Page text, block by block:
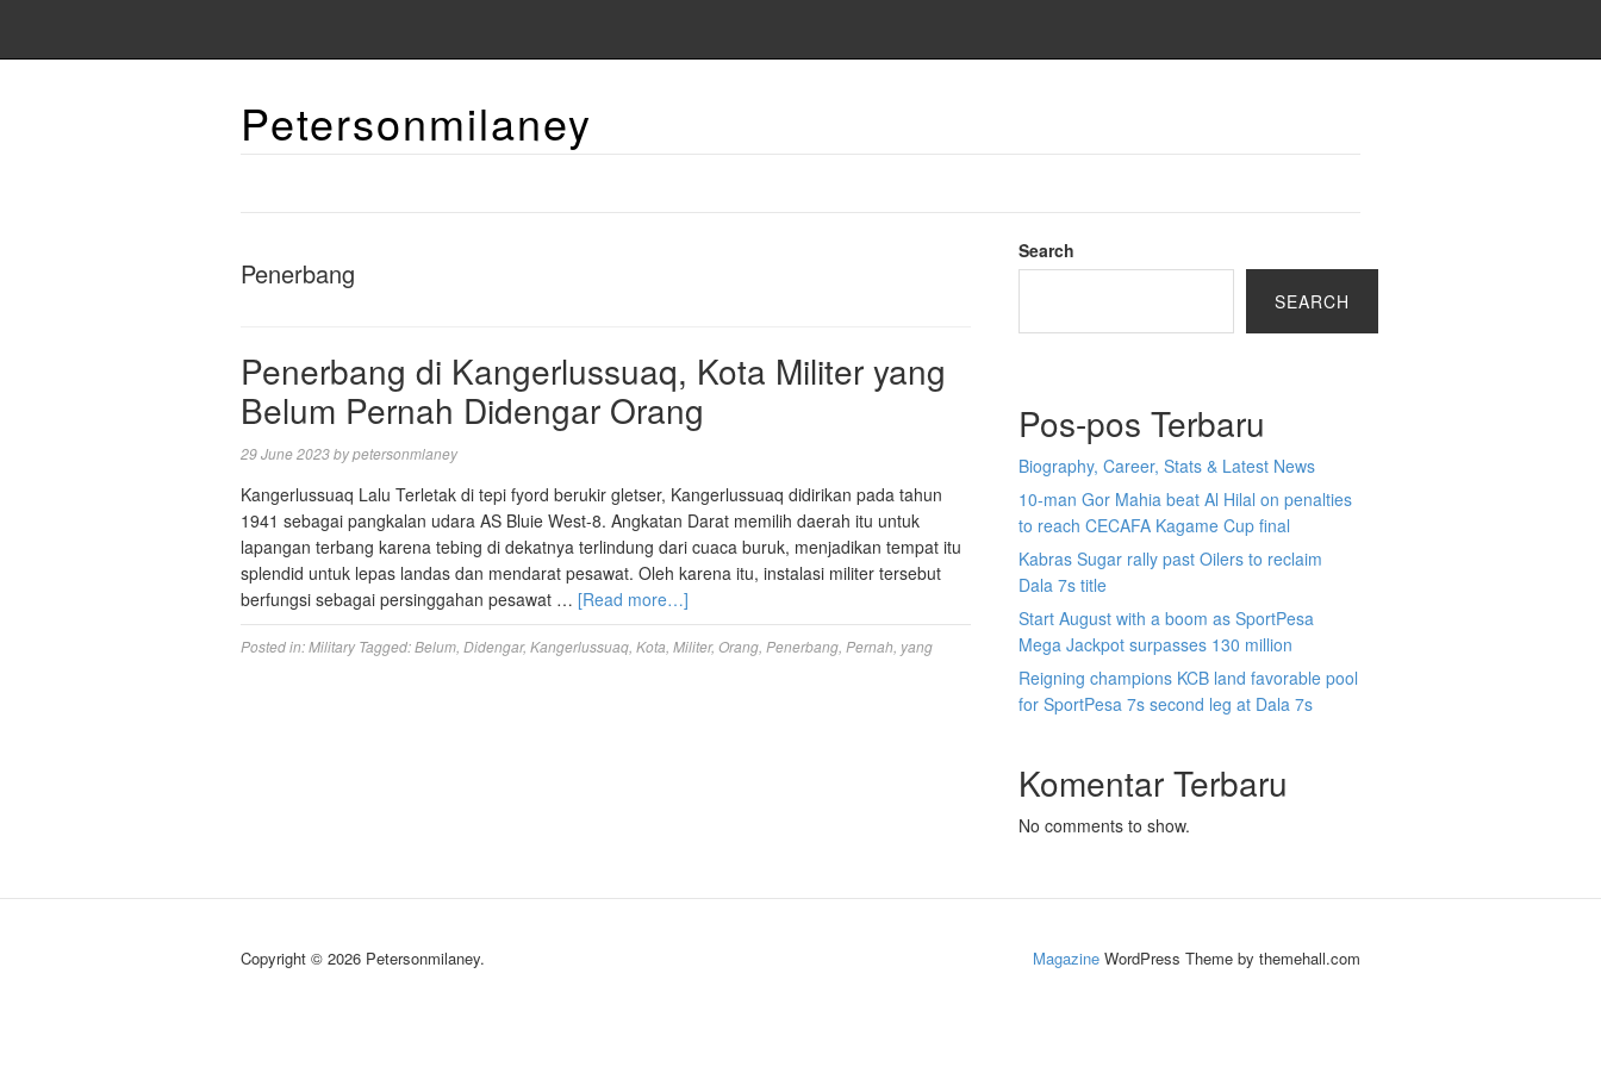
Petersonmilaney
Penerbang
Penerbang di Kangerlussuaq, Kota Militer yang
Belum Pernah Didengar Orang
29 June 2023bypetersonmlaney
Kangerlussuaq Lalu Terletak di tepi fyord berukir gletser, Kangerlussuaq didirikan pada tahun
1941 sebagai pangkalan udara AS Bluie West-8. Angkatan Darat memilih daerah itu untuk
lapangan terbang karena tebing di dekatnya terlindung dari cuaca buruk, menjadikan tempat itu
splendid untuk lepas landas dan mendarat pesawat. Oleh karena itu, instalasi militer tersebut
berfungsi sebagai persinggahan pesawat … [Read more…]
Posted in:Military Tagged:Belum Didengar, Kangerlussuaq Kota Militer, Orang Penerbang Pernah yang
Search
SEARCH
Pos-pos Terbaru
Biography, Career, Stats & Latest News
10-man Gor Mahia beat Al Hilal on penalties
to reach CECAFA Kagame Cup final
Kabras Sugar rally past Oilers to reclaim
Dala 7s title
Start August with a boom as SportPesa
Mega Jackpot surpasses 130 million
Reigning champions KCB land favorable pool
for SportPesa 7s second leg at Dala 7s
Komentar Terbaru
No comments to show.
Copyright © 2026 Petersonmilaney. Magazine WordPress Theme by themehall.com